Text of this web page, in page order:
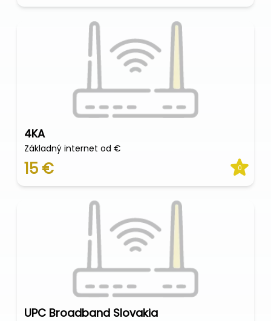
4KA
Základný internet od €
15 € 0
UPC Broadband Slovakia